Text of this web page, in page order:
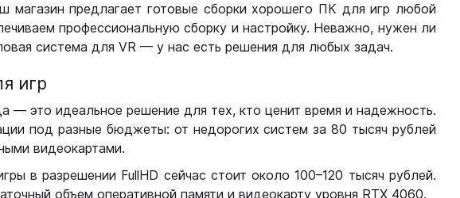
магазин предлагает готовые сборки хорошего ПК для игр любой
профессиональную сборку и настройку. Неважно, нужен ли
система для VR — у нас есть решения для любых задач.
игр
— это идеальное решение для тех, кто ценит время и надежность.
под разные бюджеты: от недорогих систем за 80 тысяч рублей
видеокартами.
в разрешении FullHD сейчас стоит около 100–120 тысяч рублей.
объем оперативной памяти и видеокарту уровня RTX 4060.